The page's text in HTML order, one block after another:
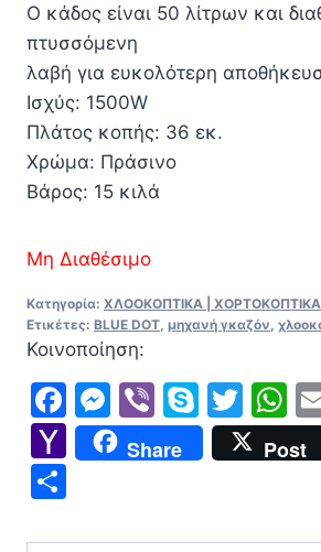
Ο κάδος είναι 50 λίτρων και
πτυσσόμενη
λαβή για ευκολότερη
Ισχύς: 1500W
Πλάτος κοπής: 36 εκ.
Χρώμα: Πράσινο
Βάρος: 15 κιλά
Μη Διαθέσιμο
Κατηγορία: ΧΛΟΟΚΟΠΤΙΚΑ | ΧΟΡΤΟΚΟΠΤΙΚΑ
Ετικέτες: BLUE DOT μηχανή γκαζόν
Κοινοποίηση:
Facebook
Messenger
ViberSkype
Yahoo
Mail
Share Post